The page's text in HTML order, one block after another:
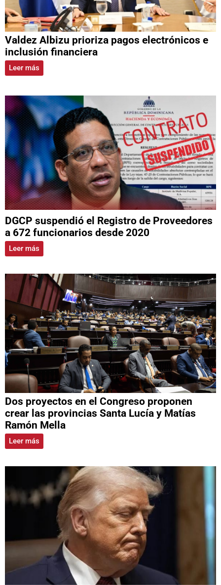
Valdez Albizu prioriza pagos electrónicos e
inclusión financiera
Leer más
DGCP suspendió el Registro de Proveedores
a 672 funcionarios desde 2020
Leer más
Dos proyectos en el Congreso proponen
crear las provincias Santa Lucía y Matías
Ramón Mella
Leer más